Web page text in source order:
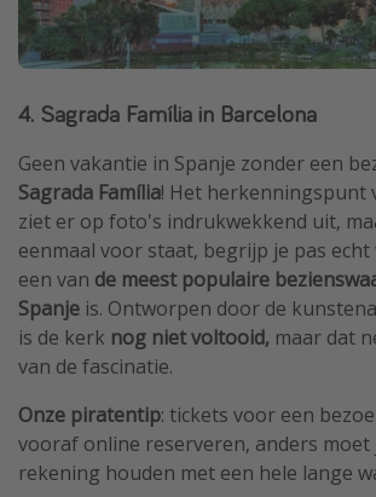
4. Sagrada Família in Barcelona
Geen vakantie in Spanje zonder een
Sagrada Família! Het herkenningspunt
ziet er op foto's indrukwekkend uit,
eenmaal voor staat, begrijp je pas
een van de meest populaire
Spanje is. Ontworpen door de
is de kerk nog niet voltooid, maar dat
van de fascinatie.
Onze piratentip: tickets voor een
vooraf online reserveren, anders moet
rekening houden met een hele lange